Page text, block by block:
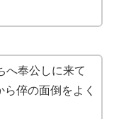
へ奉公しに来て
倅の面倒をよく